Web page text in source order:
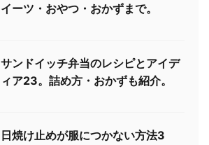
イーツ・おやつ・おかずまで。
サンドイッチ弁当のレシピとアイデ
ィア23。詰め方・おかずも紹介。
日焼け止めが服につかない方法3